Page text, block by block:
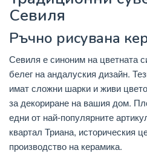
Севиля
Ръчно рисувана
Севиля е синоним на цветната
белег на андалуския дизайн.
имат сложни шарки и живи
за декориране на вашия дом.
едни от най-популярните
квартал Триана, историческия
производство на керамика.